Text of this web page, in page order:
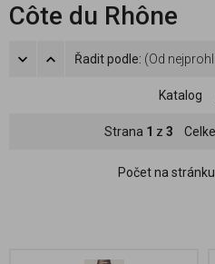
Côte du Rhône
Řadit podle: (Od
Katalog
Strana 1 z 3
Počet na stránku